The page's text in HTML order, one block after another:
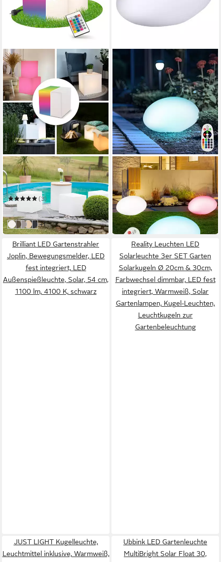
8 SEASONS DESIGN
LED Würfel Shining Cube,
Würfelleuchte für außen
(Garten, Terrasse, Balkon)
(3)
ab 139,00 €
in 3-4 Werktagen bei dir
White
Taupe
GreySand
Anthrazit
weitere Farben:
+1
V-TAC
Gartenleuchte
78,99 €
in 9-11 Werktagen bei dir
Brilliant LED Gartenstrahler
Joplin, Bewegungsmelder, LED
fest integriert, LED
Außenspießleuchte, Solar, 54 cm,
1100 lm, 4100 K, schwarz
Reality Leuchten LED
Solarleuchte 3er SET Garten
Solarkugeln Ø 20cm & 30cm,
Farbwechsel dimmbar, LED fest
integriert, Warmweiß, Solar
Gartenlampen, Kugel-Leuchten,
Leuchtkugeln zur
Gartenbeleuchtung
JUST LIGHT Kugelleuchte,
Leuchtmittel inklusive, Warmweiß,
Ubbink LED Gartenleuchte
MultiBright Solar Float 30,